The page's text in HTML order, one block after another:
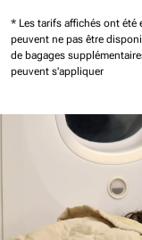
* Les tarifs affichés ont été
peuvent ne pas être
de bagages
peuvent s'appliquer